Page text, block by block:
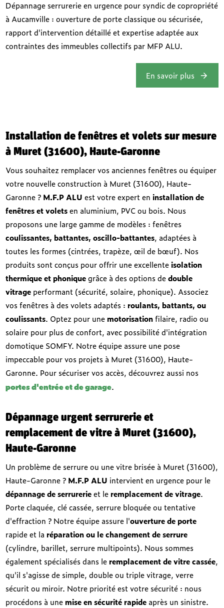
Dépannage serrurerie en urgence pour syndic de copropriété
à Aucamville : ouverture de porte classique ou sécurisée,
rapport d'intervention détaillé et expertise adaptée aux
contraintes des immeubles collectifs par MFP ALU.
En savoir plus
Installation de fenêtres et volets sur mesure
à Muret (31600), Haute-Garonne
Vous souhaitez remplacer vos anciennes fenêtres ou équiper
votre nouvelle construction à Muret (31600), Haute-
Garonne ? M.F.P ALU est votre expert en installation de
fenêtres et voletsen aluminium, PVC ou bois. Nous
proposons une large gamme de modèles : fenêtres
coulissantes, battantes, oscillo-battantes, adaptées à
toutes les formes (cintrées, trapèze, œil de bœuf). Nos
produits sont conçus pour offrir une excellente isolation
thermique et phoniquegrâce à des options dedouble
vitrage performant (sécurité, solaire, phonique). Associez
vos fenêtres à des volets adaptés : roulants, battants, ou
coulissants. Optez pour une motorisationfilaire, radio ou
solaire pour plus de confort, avec possibilité d'intégration
domotique SOMFY. Notre équipe assure une pose
impeccable pour vos projets à Muret (31600), Haute-
Garonne. Pour sécuriser vos accès, découvrez aussi nos
portes d'entrée et de garage.
Dépannage urgent serrurerie et
remplacement de vitre à Muret (31600),
Haute-Garonne
Un problème de serrure ou une vitre brisée à Muret (31600),
Haute-Garonne ? M.F.P ALU intervient en urgence pour le
dépannage de serrurerieet le remplacement de vitrage.
Porte claquée, clé cassée, serrure bloquée ou tentative
d'effraction ? Notre équipe assure l'ouverture de porte
rapide et la réparation ou le changement de serrure
(cylindre, barillet, serrure multipoints). Nous sommes
également spécialisés dans le remplacement de vitre cassée,
qu'il s'agisse de simple, double ou triple vitrage, verre
sécurit ou miroir. Notre priorité est votre sécurité : nous
procédons à une mise en sécurité rapide après un sinistre.